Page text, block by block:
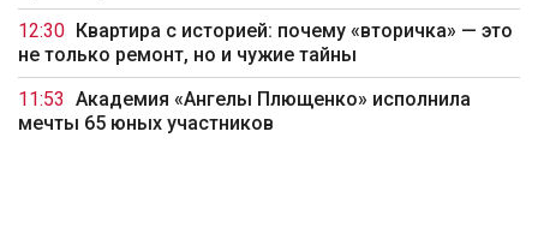
12:30
Квартира с историей: почему «вторичка» — это
не только ремонт, но и чужие тайны
11:53 Академия «Ангелы Плющенко» исполнила
мечты 65 юных участников